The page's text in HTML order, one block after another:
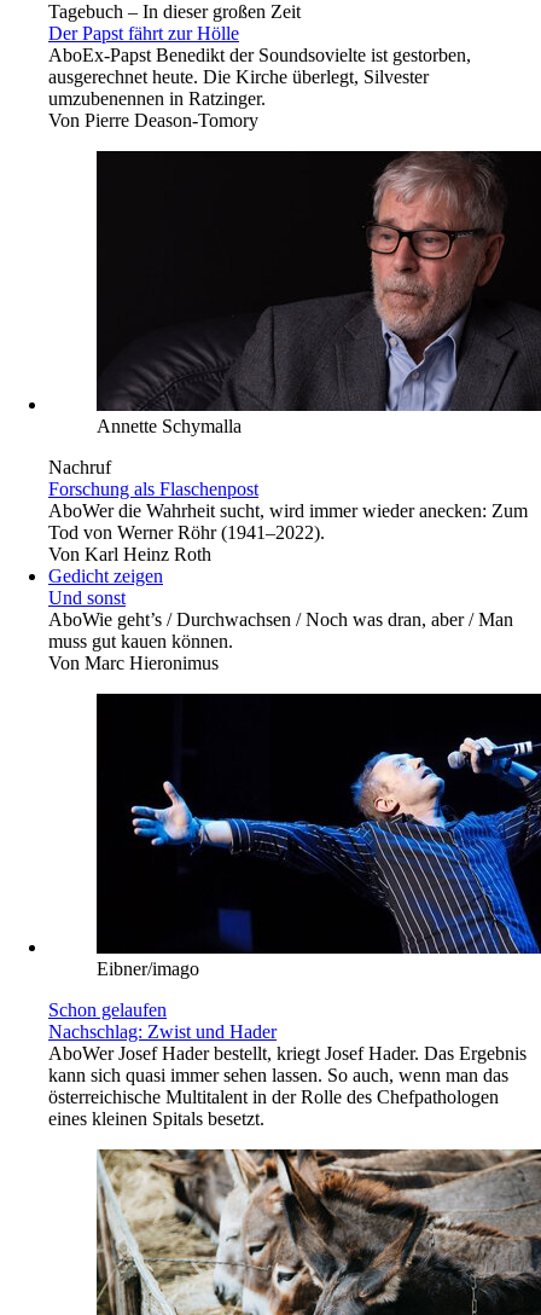
Tagebuch – In dieser großen Zeit
Der Papst fährt zur Hölle
AboEx-Papst Benedikt der Soundsovielte ist gestorben,
ausgerechnet heute. Die Kirche überlegt, Silvester
umzubenennen in Ratzinger.
Von Pierre Deason-Tomory
Annette Schymalla
Nachruf
Forschung als Flaschenpost
AboWer die Wahrheit sucht, wird immer wieder anecken: Zum
Tod von Werner Röhr (1941–2022).
Von Karl Heinz Roth
Gedicht zeigen
Und sonst
AboWie geht’s / Durchwachsen / Noch was dran, aber / Man
muss gut kauen können.
Von Marc Hieronimus
Eibner/imago
Schon gelaufen
Nachschlag: Zwist und Hader
AboWer Josef Hader bestellt, kriegt Josef Hader. Das Ergebnis
kann sich quasi immer sehen lassen. So auch, wenn man das
österreichische Multitalent in der Rolle des Chefpathologen
eines kleinen Spitals besetzt.